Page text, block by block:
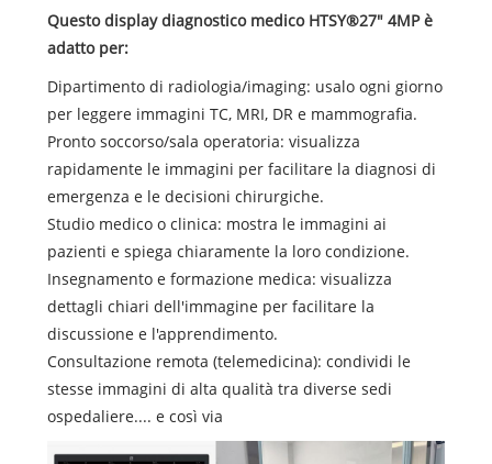
Questo display diagnostico medico HTSY®27" 4MP è
adatto per:
Dipartimento di radiologia/imaging: usalo ogni giorno
per leggere immagini TC, MRI, DR e mammografia.
Pronto soccorso/sala operatoria: visualizza
rapidamente le immagini per facilitare la diagnosi di
emergenza e le decisioni chirurgiche.
Studio medico o clinica: mostra le immagini ai
pazienti e spiega chiaramente la loro condizione.
Insegnamento e formazione medica: visualizza
dettagli chiari dell'immagine per facilitare la
discussione e l'apprendimento.
Consultazione remota (telemedicina): condividi le
stesse immagini di alta qualità tra diverse sedi
ospedaliere.... e così via